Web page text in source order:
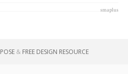
smaplus
& FREE DESIGN RESOURCE